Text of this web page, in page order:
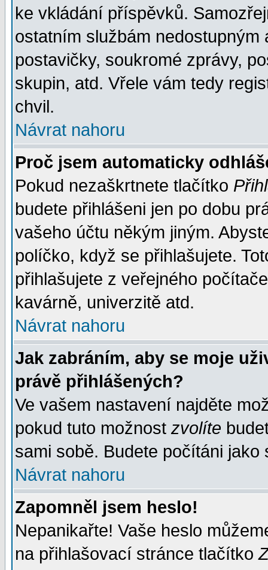
ke vkládání příspěvků.
ostatním službám
postavičky, soukromé zprávy,
skupin, atd. Vřele vám tedy
chvil.
Návrat nahoru
Proč jsem automaticky
Pokud nezaškrtnete tlačítko
budete přihlášeni jen po dobu
vašeho účtu někým jiným.
políčko, když se přihlašujete.
přihlašujete z veřejného
kavárně, univerzitě atd.
Návrat nahoru
Jak zabráním, aby se moje
právě přihlášených?
Ve vašem nastavení najděte
pokud tuto možnost zvolíte
sami sobě. Budete počítáni jako
Návrat nahoru
Zapomněl jsem heslo!
Nepanikařte! Vaše heslo
na přihlašovací stránce tlačítko